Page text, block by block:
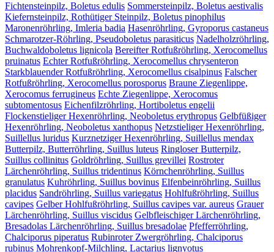
Fichtensteinpilz, Boletus edulis Sommersteinpilz, Boletus aestivalis
Kiefernsteinpilz, Rothütiger Steinpilz, Boletus pinophilus
Maronenröhrling, Imleria badia Hasenröhrling, Gyroporus castaneus
Schmarotzer-Röhrling, Pseudoboletus parasiticus Nadelholzröhrling,
Buchwaldoboletus lignicola Bereifter Rotfußröhrling, Xerocomellus
pruinatus Echter Rotfußröhrling, Xerocomellus chrysenteron
Starkblauender Rotfußröhrling, Xerocomellus cisalpinus Falscher
Rotfußröhrling, Xerocomellus porosporus Braune Ziegenlippe,
Xerocomus ferrugineus Echte Ziegenlippe, Xerocomus
subtomentosus Eichenfilzröhrling, Hortiboletus engelii
Flockenstieliger Hexenröhrling, Neoboletus erythropus Gelbfüßiger
Hexenröhrling, Neoboletus xanthopus Netzstieliger Hexenröhrling,
Suillellus luridus Kurznetziger Hexenröhrling, Suillellus mendax
Butterpilz, Butterröhrling, Suillus luteus Ringloser Butterpilz,
Suillus collinitus Goldröhrling, Suillus grevillei Rostroter
Lärchenröhrling, Suillus tridentinus Körnchenröhrling, Suillus
granulatus Kuhröhrling, Suillus bovinus Elfenbeinröhrling, Suillus
placidus Sandröhrling, Suillus variegatus Hohlfußröhrling, Suillus
cavipes Gelber Hohlfußröhrling, Suillus cavipes var. aureus Grauer
Lärchenröhrling, Suillus viscidus Gelbfleischiger Lärchenröhrling,
Bresadolas Lärchenröhrling, Suillus bresadolae Pfefferröhrling,
Chalciporus piperatus Rubinroter Zwergröhrling, Chalciporus
rubinus Mohrenkopf-Milchling, Lactarius lignyotus